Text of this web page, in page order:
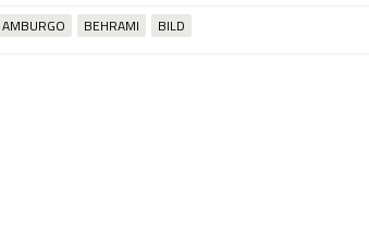
AMBURGO BEHRAMI BILD